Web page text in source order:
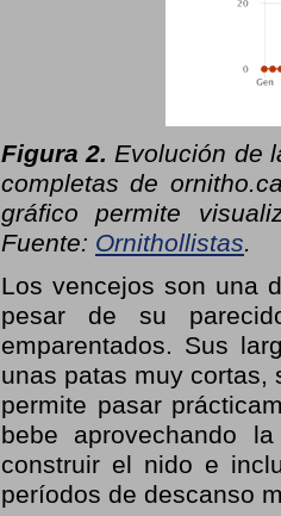
Figura 2. Evolución de
completas de
gráfico permite
Fuente: Ornithollistas.
Los vencejos son una
pesar de su
emparentados. Sus
unas patas muy cortas,
permite pasar
bebe aprovechando
construir el nido e
períodos de descanso